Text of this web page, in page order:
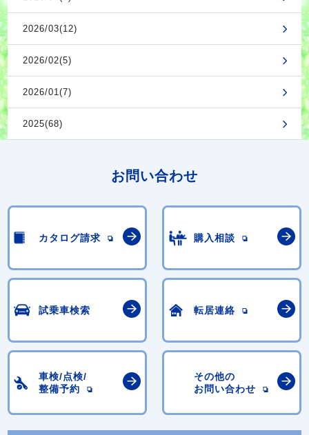
2026/03(12)
2026/02(5)
2026/01(7)
2025(68)
お問い合わせ
カタログ請求 購入相談
試乗車検索 転居連絡
車検/点検/
整備予約
その他の
お問い合わせ